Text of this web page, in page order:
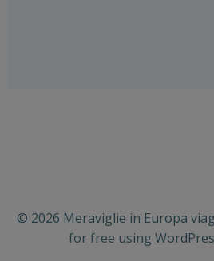
© 2026 Meraviglie in Europa
for free using